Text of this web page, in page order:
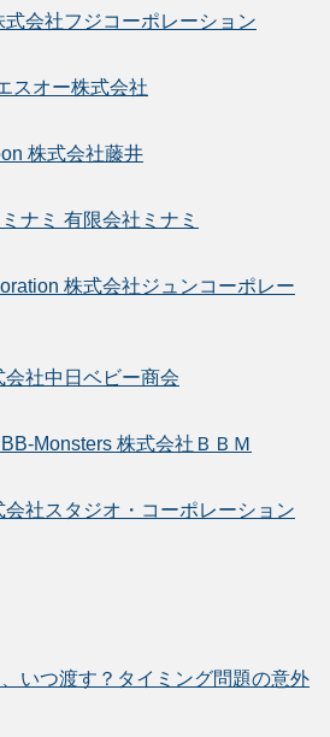
会社フジコーポレーション
スオー株式会社
株式会社藤井
ナミ 有限会社ミナミ
株式会社ジュンコーポレー
社中日ベビー商会
Monsters 株式会社ＢＢＭ
社スタジオ・コーポレーション
いつ渡す？タイミング問題の意外